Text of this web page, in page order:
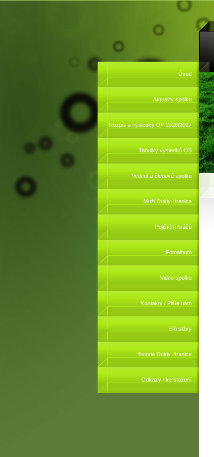
Úvod
Aktuality spolku
Rozpis a výsledky OP 2026/2027
Tabulky výsledků OS
Vedení a členové spolku
Muži Dukly Hranice
Pojištění hráčů
Fotoalbum
Video spolku
Kontakty / Pište nám
Síň slávy
Historie Dukly Hranice
Odkazy / ke stažení